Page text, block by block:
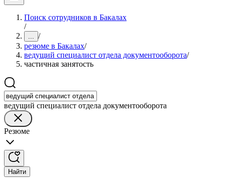
Поиск сотрудников в Бакалах
/
... /
резюме в Бакалах/
ведущий специалист отдела документооборота/
частичная занятость
ведущий специалист отдела документооборота
Резюме
Найти